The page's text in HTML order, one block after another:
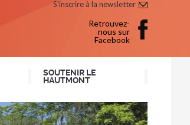
S'inscrire à la newsletter
Retrouvez-
nous sur
Facebook
SOUTENIR LE
HAUTMONT